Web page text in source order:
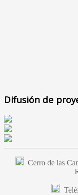
Difusión de
Cerro de las